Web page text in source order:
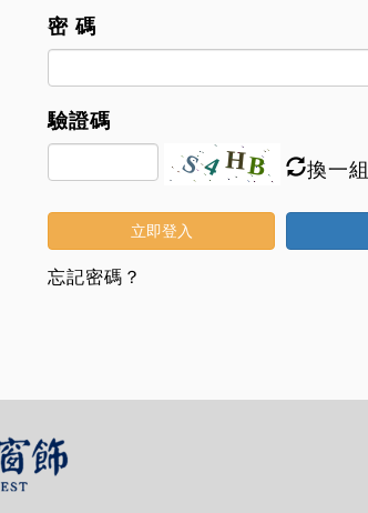
密 碼
驗證碼
換一組
立即登入
忘記密碼？